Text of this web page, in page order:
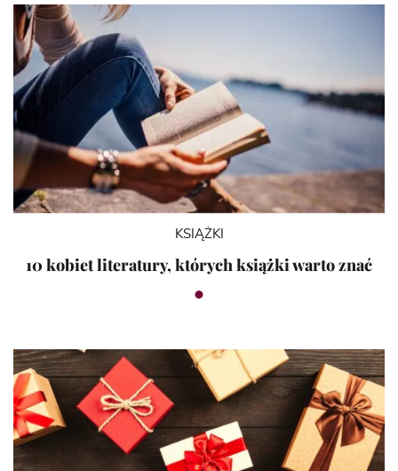
KSIĄŻKI
10 kobiet literatury, których książki warto znać